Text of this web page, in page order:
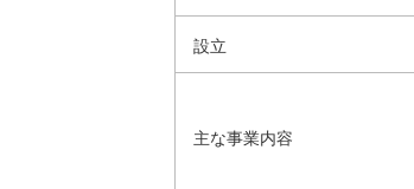
設立
主な事業内容